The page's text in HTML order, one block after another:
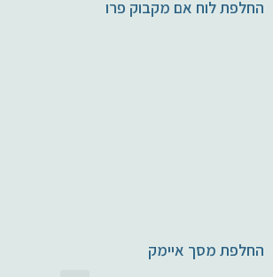
החלפת לוח אם מקבוק פרו
החלפת מסך איימק